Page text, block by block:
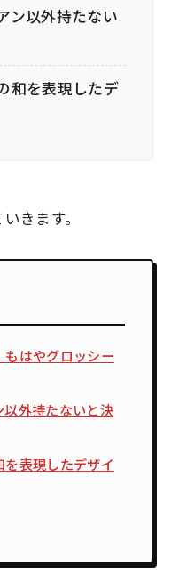
ン以外持たない
和を表現したデ
きます。
はやグロッシー
外持たないと決
表現したデザイ